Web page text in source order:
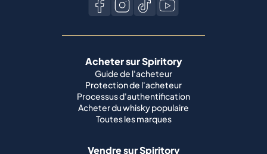
Acheter sur Spiritory
Guide de l'acheteur
Protection de l'acheteur
Processus d'authentification
Acheter du whisky populaire
Toutes les marques
Vendre sur Spiritory